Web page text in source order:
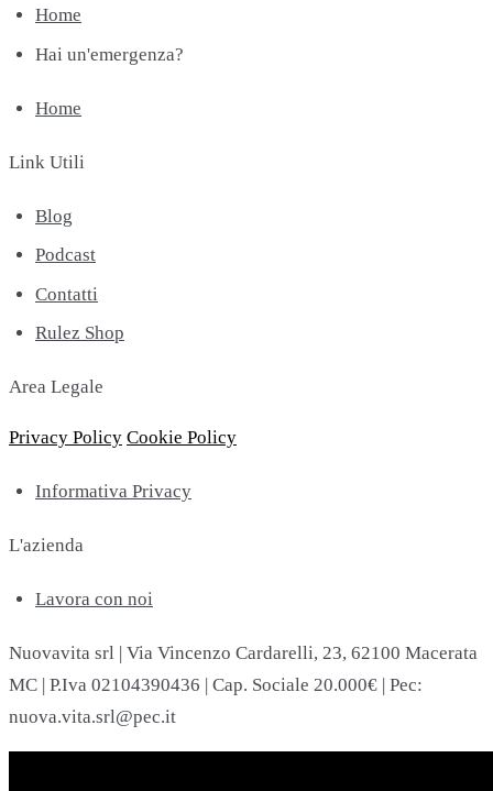
Home
Hai un'emergenza?
Home
Link Utili
Blog
Podcast
Contatti
Rulez Shop
Area Legale
Privacy Policy Cookie Policy
Informativa Privacy
L'azienda
Lavora con noi
Nuovavita srl | Via Vincenzo Cardarelli, 23, 62100 Macerata
MC | P.Iva 02104390436 | Cap. Sociale 20.000€ | Pec:
nuova.vita.srl@pec.it